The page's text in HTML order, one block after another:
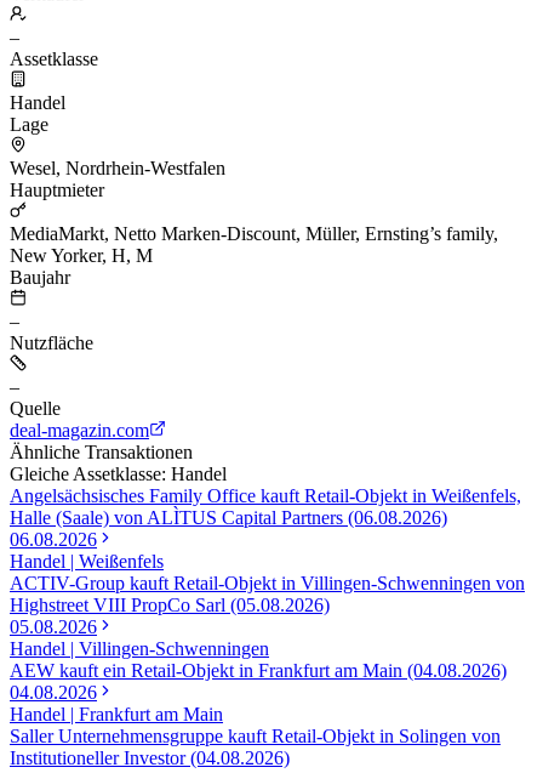
–
Assetklasse
Handel
Lage
Wesel, Nordrhein-Westfalen
Hauptmieter
MediaMarkt, Netto Marken-Discount, Müller, Ernsting’s family,
New Yorker, H, M
Baujahr
–
Nutzfläche
–
Quelle
deal-magazin.com
Ähnliche Transaktionen
Gleiche Assetklasse: Handel
Angelsächsisches Family Office kauft Retail-Objekt in Weißenfels,
Halle (Saale) von ALÌTUS Capital Partners (06.08.2026)
06.08.2026
Handel | Weißenfels
ACTIV-Group kauft Retail-Objekt in Villingen-Schwenningen von
Highstreet VIII PropCo Sarl (05.08.2026)
05.08.2026
Handel | Villingen-Schwenningen
AEW kauft ein Retail-Objekt in Frankfurt am Main (04.08.2026)
04.08.2026
Handel | Frankfurt am Main
Saller Unternehmensgruppe kauft Retail-Objekt in Solingen von
Institutioneller Investor (04.08.2026)